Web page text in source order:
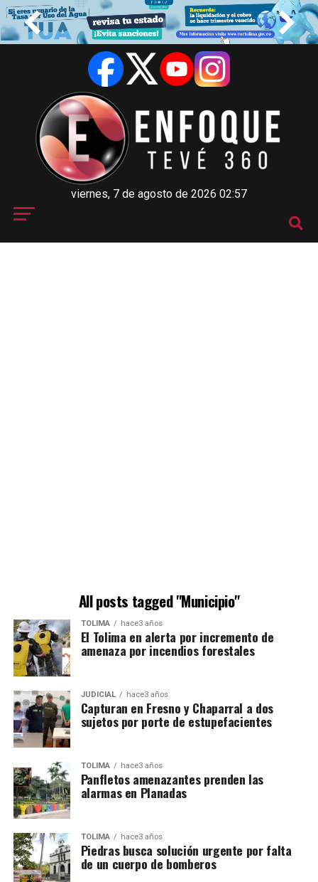
viernes, 7 de agosto de 2026 02:57
All posts tagged "Municipio"
TOLIMA hace3 años
El Tolima en alerta por incremento de
amenaza por incendios forestales
JUDICIAL hace3 años
Capturan en Fresno y Chaparral a dos
sujetos por porte de estupefacientes
TOLIMA hace3 años
Panfletos amenazantes prenden las
alarmas en Planadas
TOLIMA hace3 años
Piedras busca solución urgente por falta
de un cuerpo de bomberos